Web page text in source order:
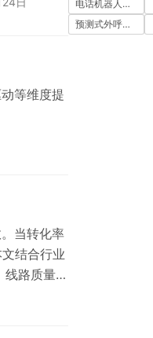
等维度提
当转化率
结合行业
路质量维
量差易导
电话机器人外呼
预测式外呼系统